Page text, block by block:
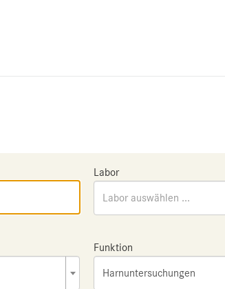
Labor
Labor auswählen ...
Funktion
Harnuntersuchungen